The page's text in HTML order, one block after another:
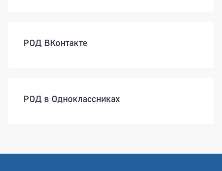
РОД ВКонтакте
РОД в Одноклассниках